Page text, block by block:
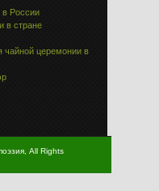
в России
в стране
чайной церемонии в
All Rights